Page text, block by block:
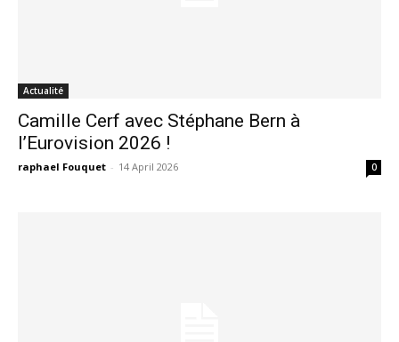
Actualité
Camille Cerf avec Stéphane Bern à
l’Eurovision 2026 !
raphael Fouquet - 14 April 2026 0